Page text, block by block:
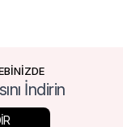
İndirin